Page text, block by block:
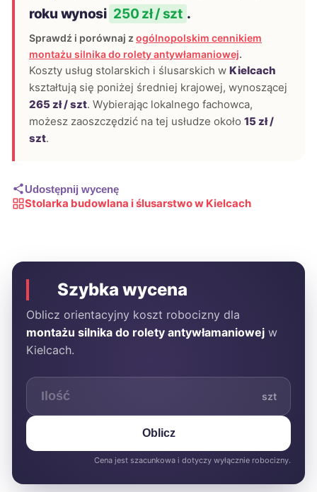
roku wynosi 250 zł / szt .
Sprawdź i porównaj z ogólnopolskim cennikiem
montażu silnika do rolety antywłamaniowej.
Koszty usług stolarskich i ślusarskich w Kielcach
kształtują się poniżej średniej krajowej, wynoszącej
265 zł / szt. Wybierając lokalnego fachowca,
możesz zaoszczędzić na tej usłudze około 15 zł /
szt.
Udostępnij wycenę
Stolarka budowlana i ślusarstwo w Kielcach
Szybka wycena
Oblicz orientacyjny koszt robocizny dla
montażu silnika do rolety antywłamaniowej w
Kielcach.
szt
Oblicz
Cena jest szacunkowa i dotyczy wyłącznie robocizny.